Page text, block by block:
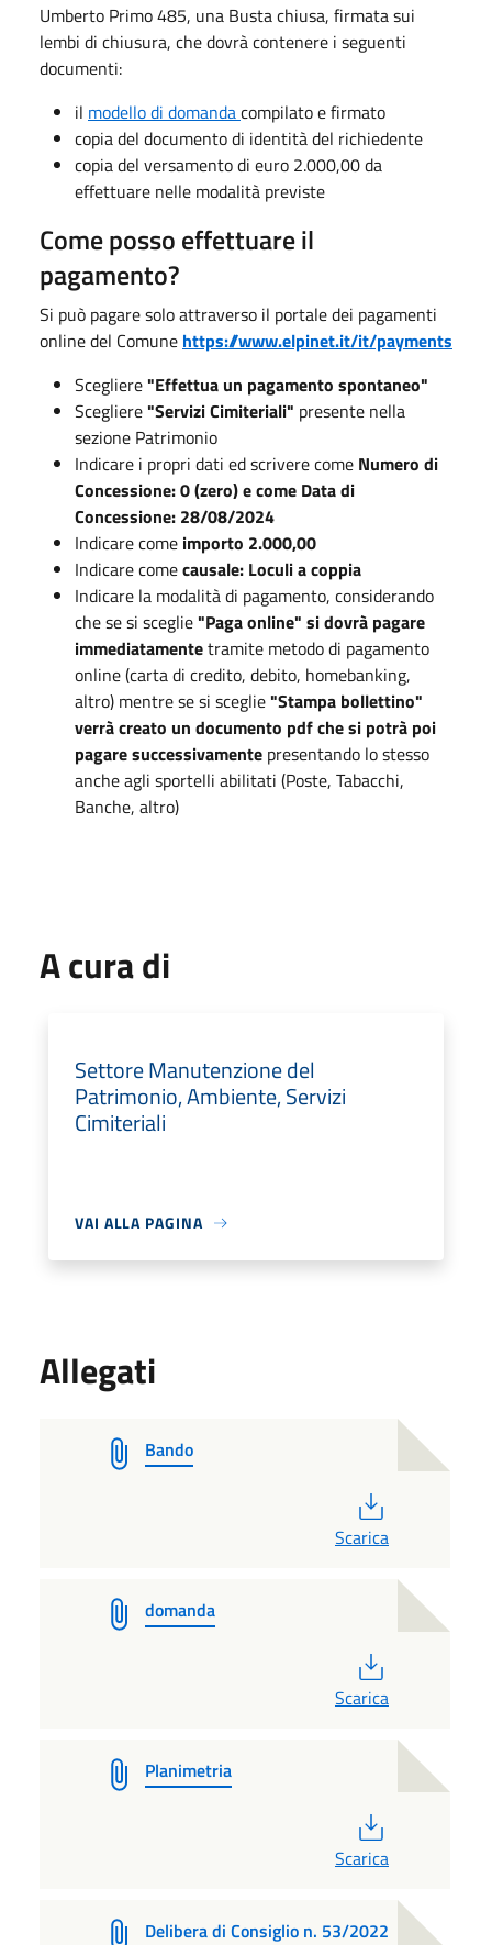
Umberto Primo 485, una Busta chiusa, firmata sui
lembi di chiusura, che dovrà contenere i seguenti
documenti:
il modello di domandacompilato e firmato
copia del documento di identità del richiedente
copia del versamento di euro 2.000,00 da
effettuare nelle modalità previste
Come posso effettuare il
pagamento?
Si può pagare solo attraverso il portale dei pagamenti
online del Comune https://www.elpinet.it/it/payments
Scegliere"Effettua un pagamento spontaneo"
Scegliere"Servizi Cimiteriali" presente nella
sezione Patrimonio
Indicare i propri dati ed scrivere come Numero di
Concessione: 0 (zero) e come Data di
Concessione: 28/08/2024
Indicare come importo 2.000,00
Indicare comecausale: Loculi a coppia
Indicare la modalità di pagamento, considerando
che se si sceglie"Paga online" si dovrà pagare
immediatamentetramite metodo di pagamento
online (carta di credito, debito, homebanking,
altro) mentre se si sceglie"Stampa bollettino"
verrà creato un documento pdf che si potrà poi
pagare successivamente presentando lo stesso
anche agli sportelli abilitati (Poste, Tabacchi,
Banche, altro)
A cura di
Settore Manutenzione del
Patrimonio, Ambiente, Servizi
Cimiteriali
VAI ALLA PAGINA
Allegati
Bando
Scarica
domanda
Scarica
Planimetria
Scarica
Delibera di Consiglio n. 53/2022